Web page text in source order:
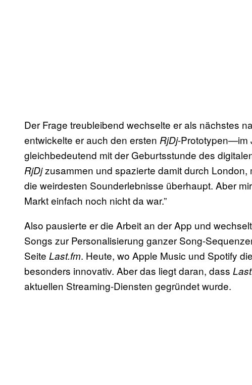
Der Frage treubleibend wechselte er als nächstes
entwickelte er auch den ersten RjDj-Prototypen—im
gleichbedeutend mit der Geburtsstunde des
RjDjzusammen und spazierte damit durch London,
die weirdesten Sounderlebnisse überhaupt. Aber
Markt einfach noch nicht da war.”
Also pausierte er die Arbeit an der App und
Songs zur Personalisierung ganzer Song-
Seite Last.fm. Heute, wo Apple Music und Spotify
besonders innovativ. Aber das liegt daran, dass
aktuellen Streaming-Diensten gegründet wurde.